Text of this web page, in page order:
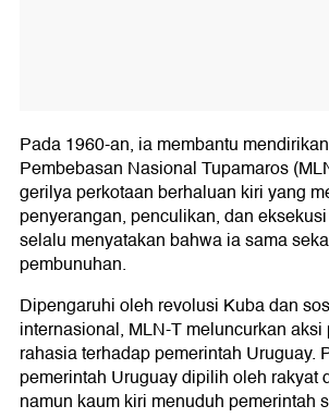
Pada 1960-an, ia membantu
Pembebasan Nasional Tupamaros
gerilya perkotaan berhaluan kiri yang
penyerangan, penculikan, dan
selalu menyatakan bahwa ia sama
pembunuhan.
Dipengaruhi oleh revolusi Kuba dan
internasional, MLN-T meluncurkan
rahasia terhadap pemerintah Uruguay.
pemerintah Uruguay dipilih oleh rakyat
namun kaum kiri menuduh pemerintah